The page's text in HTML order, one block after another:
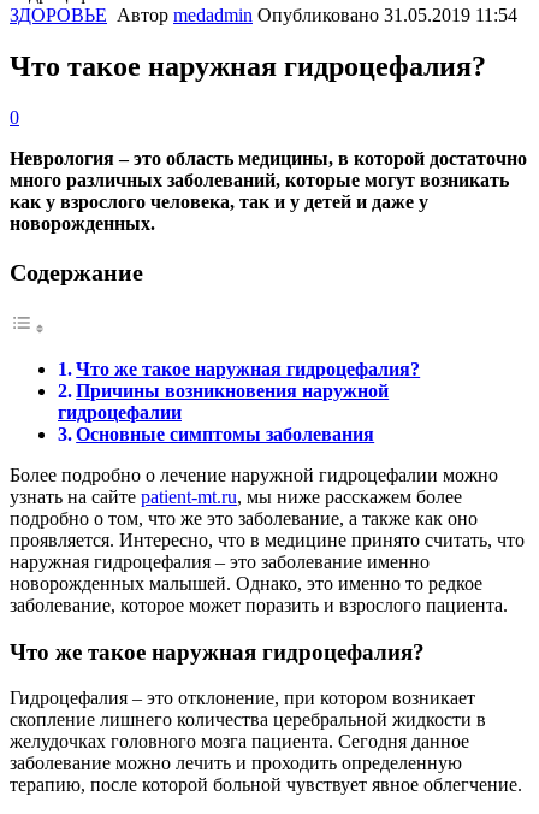
ЗДОРОВЬЕ Автор medadmin Опубликовано 31.05.2019 11:54
Что такое наружная гидроцефалия?
0
Неврология – это область медицины, в которой достаточно
много различных заболеваний, которые могут возникать
как у взрослого человека, так и у детей и даже у
новорожденных.
Содержание
Что же такое наружная гидроцефалия?
Причины возникновения наружной
гидроцефалии
Основные симптомы заболевания
Более подробно о лечение наружной гидроцефалии можно
узнать на сайте patient-mt.ru, мы ниже расскажем более
подробно о том, что же это заболевание, а также как оно
проявляется. Интересно, что в медицине принято считать, что
наружная гидроцефалия – это заболевание именно
новорожденных малышей. Однако, это именно то редкое
заболевание, которое может поразить и взрослого пациента.
Что же такое наружная гидроцефалия?
Гидроцефалия – это отклонение, при котором возникает
скопление лишнего количества церебральной жидкости в
желудочках головного мозга пациента. Сегодня данное
заболевание можно лечить и проходить определенную
терапию, после которой больной чувствует явное облегчение.